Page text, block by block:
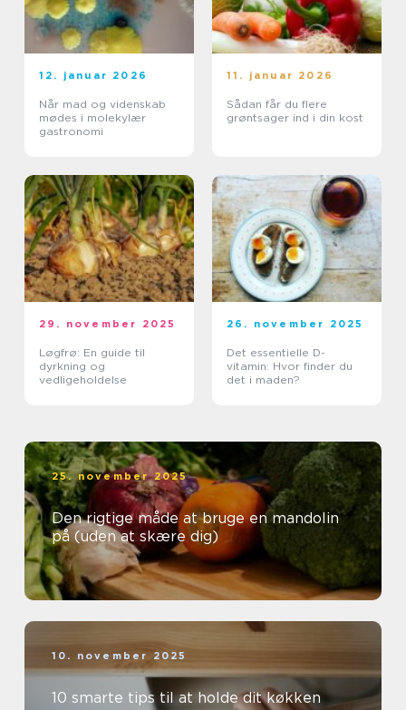
12. januar 2026
Når mad og videnskab
mødes i molekylær
gastronomi
11. januar 2026
Sådan får du flere
grøntsager ind i din kost
29. november 2025
Løgfrø: En guide til
dyrkning og
vedligeholdelse
26. november 2025
Det essentielle D-
vitamin: Hvor finder du
det i maden?
25. november 2025
Den rigtige måde at bruge en mandolin
på (uden at skære dig)
10. november 2025
10 smarte tips til at holde dit køkken